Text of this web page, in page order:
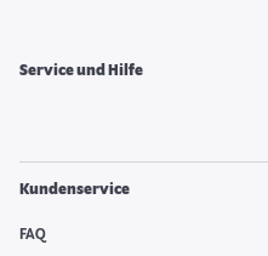
Service und Hilfe
Kundenservice
FAQ